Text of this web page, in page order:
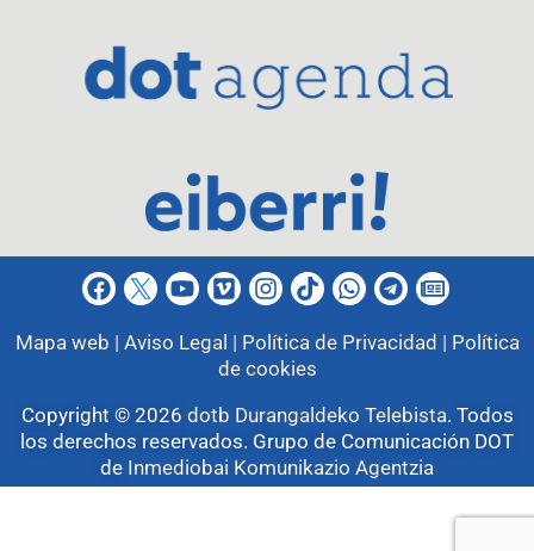
Mapa web | Aviso Legal | Política de Privacidad | Política
de cookies
Copyright © 2026 dotb Durangaldeko Telebista. Todos
los derechos reservados. Grupo de Comunicación DOT
de Inmediobai Komunikazio Agentzia